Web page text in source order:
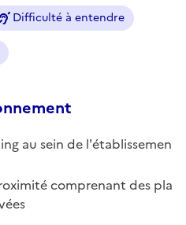
Difficulté à entendre
au sein de l'établissemen
comprenant des pla